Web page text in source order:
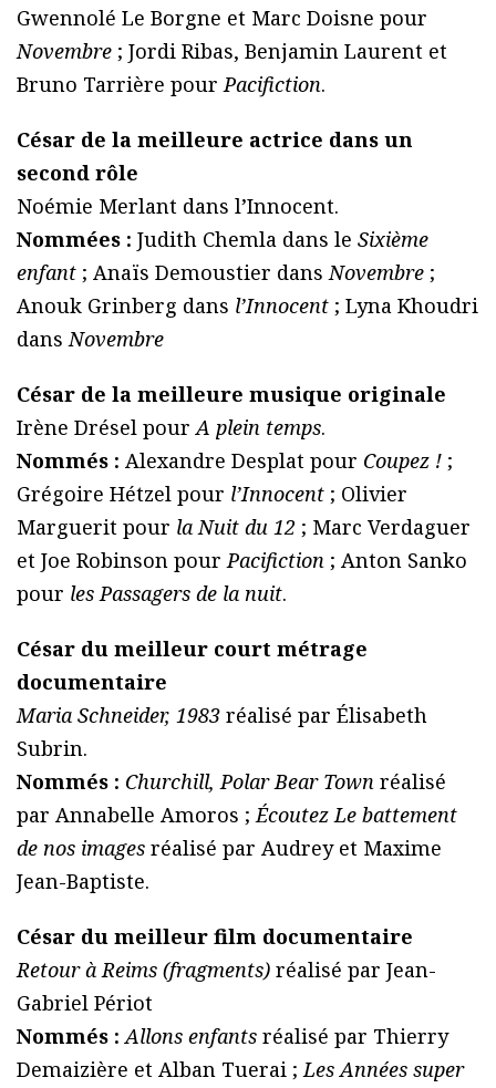
Gwennolé Le Borgne et Marc Doisne pour
Novembre ; Jordi Ribas, Benjamin Laurent et
Bruno Tarrière pourPacifiction.
César de la meilleure actrice dans un
second rôle
Noémie Merlant dans l’Innocent.
Nommées : Judith Chemla dans le Sixième
enfant ; Anaïs Demoustier dansNovembre ;
Anouk Grinberg dans l’Innocent ; Lyna Khoudri
dansNovembre
César de la meilleure musique originale
Irène Drésel pourA plein temps.
Nommés : Alexandre Desplat pour Coupez ! ;
Grégoire Hétzel pour l’Innocent ; Olivier
Marguerit pour la Nuit du 12 ; Marc Verdaguer
et Joe Robinson pourPacifiction ; Anton Sanko
pour les Passagers de la nuit.
César du meilleur court métrage
documentaire
Maria Schneider, 1983 réalisé par Élisabeth
Subrin.
Nommés : Churchill, Polar Bear Town réalisé
par Annabelle Amoros ;Écoutez Le battement
de nos images réalisé par Audrey et Maxime
Jean-Baptiste.
César du meilleur film documentaire
Retour à Reims (fragments) réalisé par Jean-
Gabriel Périot
Nommés :Allons enfants réalisé par Thierry
Demaizière et Alban Tuerai ;Les Années super